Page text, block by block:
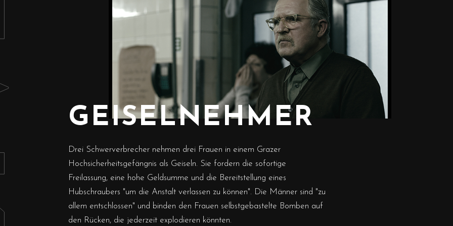
GEISELNEHMER
Drei Schwerverbrecher nehmen drei Frauen in einem Grazer
Hochsicherheitsgefängnis als Geiseln. Sie fordern die sofortige
Freilassung, eine hohe Geldsumme und die Bereitstellung eines
Hubschraubers "um die Anstalt verlassen zu können". Die Männer sind "zu
allem entschlossen" und binden den Frauen selbstgebastelte Bomben auf
den Rücken, die jederzeit explodieren könnten.